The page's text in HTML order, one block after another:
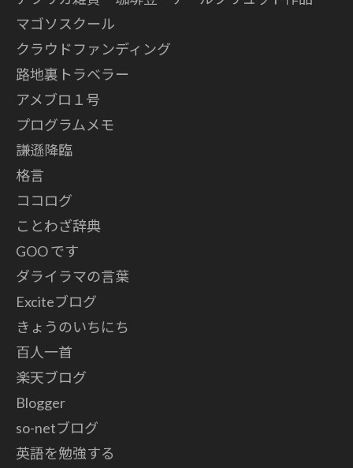
マゴソスクール
クラウドファンディング
路地裏トラベラー
アメブロ１号
プログラムメモ
謙遜降臨
格言
ココログ
ことわざ辞典
GOO です
ダライラマの言葉
Exciteブログ
きょうのいちにち
百人一首
楽天ブログ
Blogger
so-netブログ
英語を勉強する